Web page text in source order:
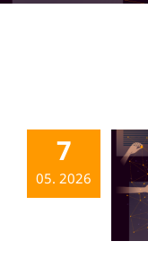
7
05. 2026